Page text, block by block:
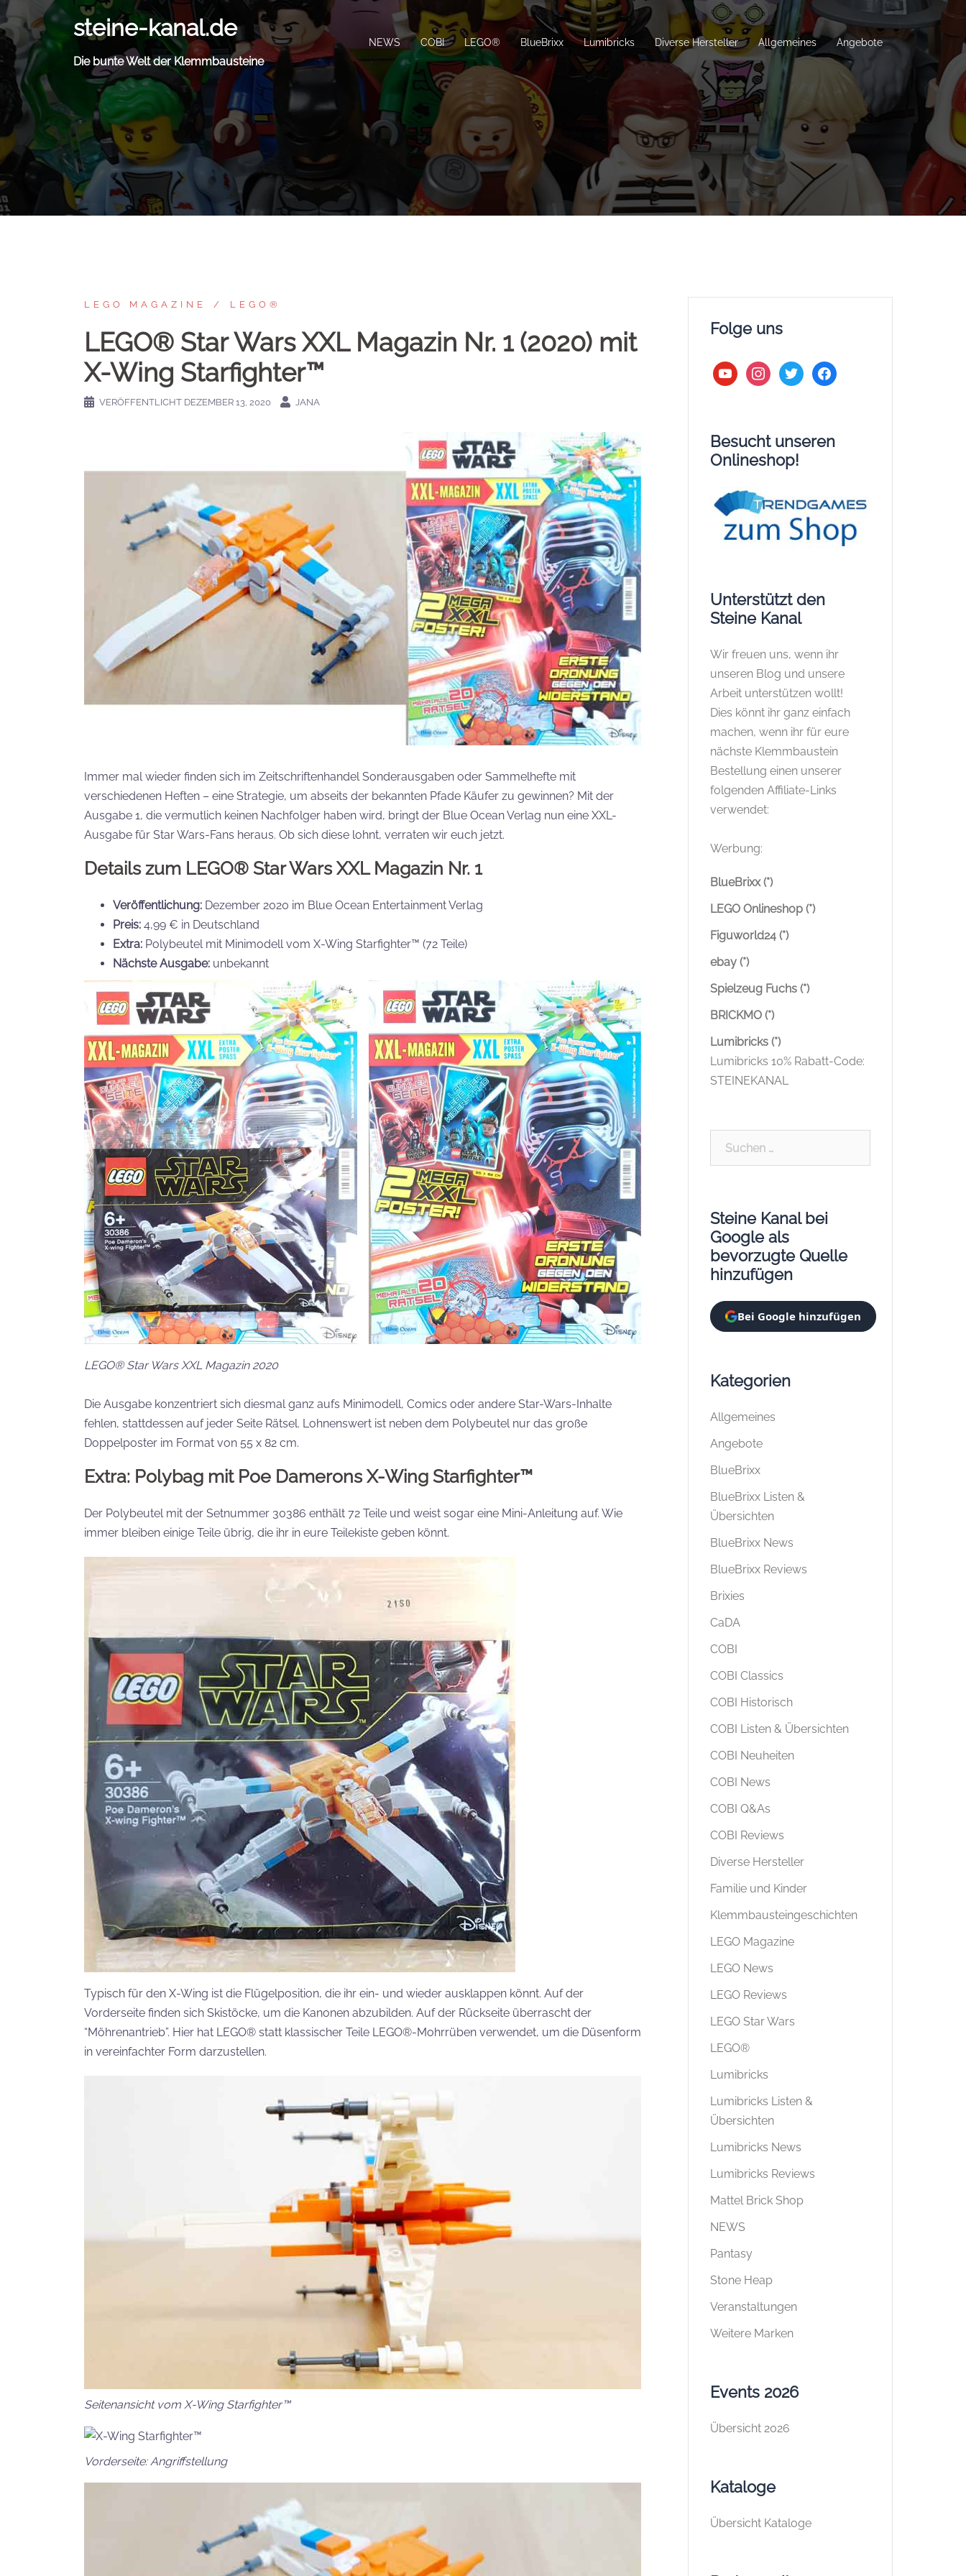
Zum
Inhalt
springen
steine-kanal.de
Die bunte Welt der Klemmbausteine
NEWS COBI LEGO® BlueBrixx Lumibricks Diverse Hersteller Allgemeines Angebote
LEGO MAGAZINE LEGO®
LEGO® Star Wars XXL Magazin Nr. 1 (2020) mit
X-Wing Starfighter™
VERÖFFENTLICHT DEZEMBER 13, 2020 JANA
Immer mal wieder finden sich im Zeitschriftenhandel Sonderausgaben oder Sammelhefte mit
verschiedenen Heften – eine Strategie, um abseits der bekannten Pfade Käufer zu gewinnen? Mit der
Ausgabe 1, die vermutlich keinen Nachfolger haben wird, bringt der Blue Ocean Verlag nun eine XXL-
Ausgabe für Star Wars-Fans heraus. Ob sich diese lohnt, verraten wir euch jetzt.
Details zum LEGO® Star Wars XXL Magazin Nr. 1
Veröffentlichung: Dezember 2020 im Blue Ocean Entertainment Verlag
Preis: 4,99 € in Deutschland
Extra: Polybeutel mit Minimodell vom X-Wing Starfighter™ (72 Teile)
Nächste Ausgabe: unbekannt
LEGO® Star Wars XXL Magazin 2020
Die Ausgabe konzentriert sich diesmal ganz aufs Minimodell, Comics oder andere Star-Wars-Inhalte
fehlen, stattdessen auf jeder Seite Rätsel. Lohnenswert ist neben dem Polybeutel nur das große
Doppelposter im Format von 55 x 82 cm.
Extra: Polybag mit Poe Damerons X-Wing Starfighter™
Der Polybeutel mit der Setnummer 30386 enthält 72 Teile und weist sogar eine Mini-Anleitung auf. Wie
immer bleiben einige Teile übrig, die ihr in eure Teilekiste geben könnt.
Typisch für den X-Wing ist die Flügelposition, die ihr ein- und wieder ausklappen könnt. Auf der
Vorderseite finden sich Skistöcke, um die Kanonen abzubilden. Auf der Rückseite überrascht der
“Möhrenantrieb”. Hier hat LEGO® statt klassischer Teile LEGO®-Mohrrüben verwendet, um die Düsenform
in vereinfachter Form darzustellen.
Seitenansicht vom X-Wing Starfighter™
Vorderseite: Angriffstellung
Folge uns
youtubeinstagram
twitter facebook
Besucht unseren
Onlineshop!
Unterstützt den
Steine Kanal
Wir freuen uns, wenn ihr
unseren Blog und unsere
Arbeit unterstützen wollt!
Dies könnt ihr ganz einfach
machen, wenn ihr für eure
nächste Klemmbaustein
Bestellung einen unserer
folgenden Affiliate-Links
verwendet:
Werbung:
BlueBrixx (*)
LEGO Onlineshop (*)
Figuworld24 (*)
ebay (*)
Spielzeug Fuchs (*)
BRICKMO (*)
Lumibricks (*)
Lumibricks 10% Rabatt-Code:
STEINEKANAL
Steine Kanal bei
Google als
bevorzugte Quelle
hinzufügen
Bei Google hinzufügen
Kategorien
Allgemeines
Angebote
BlueBrixx
BlueBrixx Listen &
Übersichten
BlueBrixx News
BlueBrixx Reviews
Brixies
CaDA
COBI
COBI Classics
COBI Historisch
COBI Listen & Übersichten
COBI Neuheiten
COBI News
COBI Q&As
COBI Reviews
Diverse Hersteller
Familie und Kinder
Klemmbausteingeschichten
LEGO Magazine
LEGO News
LEGO Reviews
LEGO Star Wars
LEGO®
Lumibricks
Lumibricks Listen &
Übersichten
Lumibricks News
Lumibricks Reviews
Mattel Brick Shop
NEWS
Pantasy
Stone Heap
Veranstaltungen
Weitere Marken
Events 2026
Übersicht 2026
Kataloge
Übersicht Kataloge